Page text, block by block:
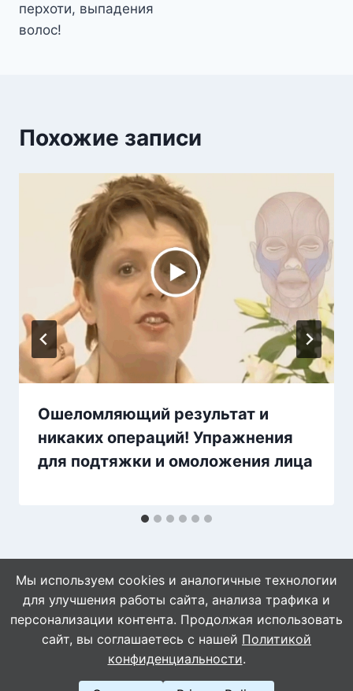
перхоти, выпадения
волос!
Похожие записи
Ошеломляющий результат и
никаких операций! Упражнения
для подтяжки и омоложения лица
© 2026 WebVinegret
Мы используем cookies и аналогичные технологии
для улучшения работы сайта, анализа трафика и
персонализации контента. Продолжая использовать
сайт, вы соглашаетесь с нашей Политикой
конфиденциальности.